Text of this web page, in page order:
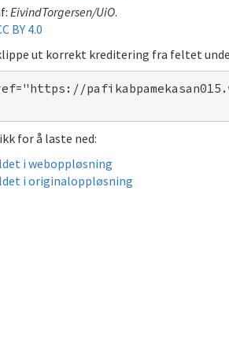
EivindTorgersen/UiO.
BY 4.0
ut korrekt kreditering fra feltet
for å laste ned:
i weboppløsning
i originaloppløsning